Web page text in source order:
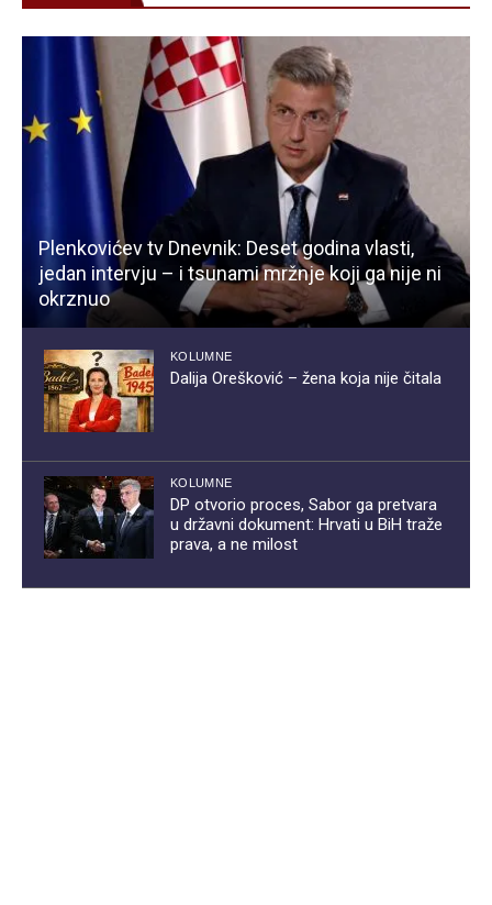
Plenkovićev tv Dnevnik: Deset godina vlasti,
jedan intervju – i tsunami mržnje koji ga nije ni
okrznuo
KOLUMNE
Dalija Orešković – žena koja nije čitala
KOLUMNE
DP otvorio proces, Sabor ga pretvara
u državni dokument: Hrvati u BiH traže
prava, a ne milost